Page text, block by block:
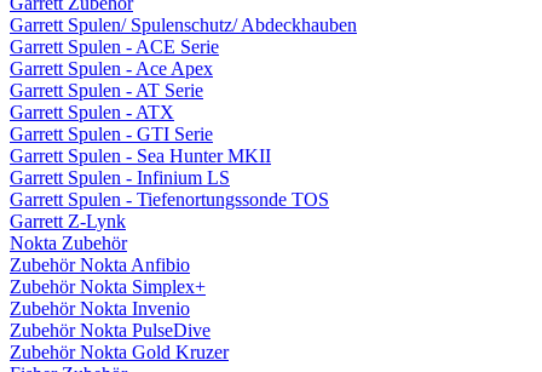
Garrett Spulen/ Spulenschutz/ Abdeckhauben
Garrett Spulen - ACE Serie
Garrett Spulen - Ace Apex
Garrett Spulen - AT Serie
Garrett Spulen - ATX
Garrett Spulen - GTI Serie
Garrett Spulen - Sea Hunter MKII
Garrett Spulen - Infinium LS
Garrett Spulen - Tiefenortungssonde TOS
Garrett Z-Lynk
Nokta Zubehör
Zubehör Nokta Anfibio
Zubehör Nokta Simplex+
Zubehör Nokta Invenio
Zubehör Nokta PulseDive
Zubehör Nokta Gold Kruzer